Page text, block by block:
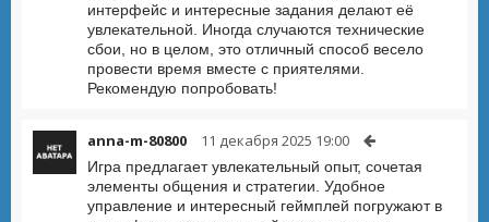
интерфейс и интересные задания делают её
увлекательной. Иногда случаются технические
сбои, но в целом, это отличный способ весело
провести время вместе с приятелями.
Рекомендую попробовать!
anna-m-80800 11 декабря 2025 19:00
Игра предлагает увлекательный опыт, сочетая
элементы общения и стратегии. Удобное
управление и интересный геймплей погружают в